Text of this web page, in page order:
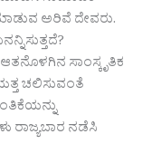
ಅರಿವೆ ದೇವರು.
ಸಾಂಸ್ಕೃತಿಕ
ಚಲಿಸುವಂತೆ
ರಾಜ್ಯಬಾರ ನಡೆಸಿ